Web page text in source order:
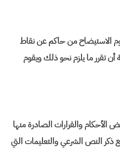
الاستيضاح من حاكم عن نقاط
تقرر ما يلزم نحو ذلك ويقوم
الأحكام والقرارات الصادرة منها
ذكر النص الشرعي والتعليمات التي